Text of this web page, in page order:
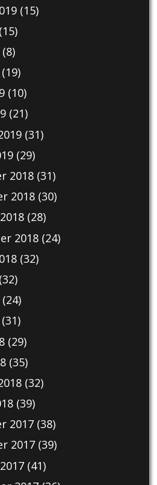
(15)
(10)
(21)
(31)
(29)
2018(31)
2018(30)
(28)
2018(24)
(32)
(29)
(35)
(32)
(39)
2017(38)
2017(39)
(41)